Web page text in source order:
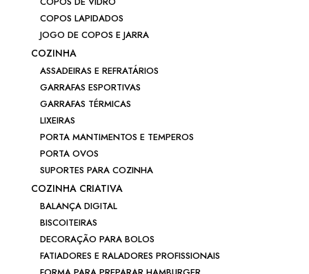
COPOS LAPIDADOS
JOGO DE COPOS E JARRA
COZINHA
ASSADEIRAS E REFRATÁRIOS
GARRAFAS ESPORTIVAS
GARRAFAS TÉRMICAS
LIXEIRAS
PORTA MANTIMENTOS E TEMPEROS
PORTA OVOS
SUPORTES PARA COZINHA
COZINHA CRIATIVA
BALANÇA DIGITAL
BISCOITEIRAS
DECORAÇÃO PARA BOLOS
FATIADORES E RALADORES PROFISSIONAIS